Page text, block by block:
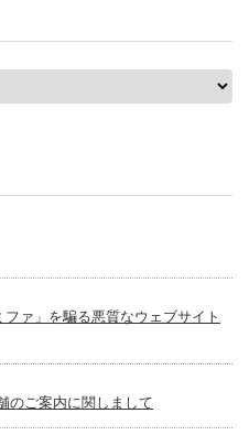
ファ」を騙る悪質なウェブサイト
のご案内に関しまして